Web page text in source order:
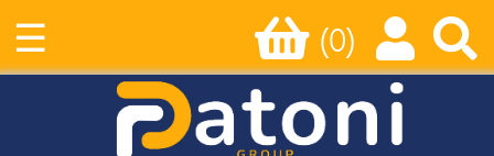
☰ (0)